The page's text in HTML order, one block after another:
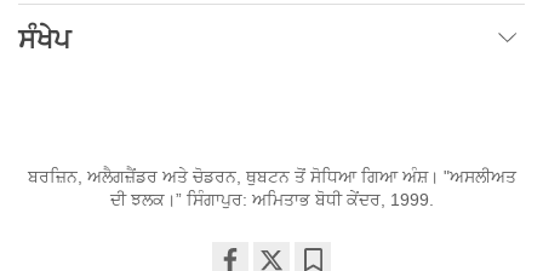
ਸੰਖੇਪ
ਬਰਜ਼ਿਨ, ਅਲੈਗਜ਼ੈਂਡਰ ਅਤੇ ਚੋਡਰਨ, ਥੁਬਟਨ ਤੋਂ ਸੋਧਿਆ ਗਿਆ ਅੰਸ਼। "ਅਸਲੀਅਤ
ਦੀ ਝਲਕ।” ਸਿੰਗਾਪੁਰ: ਅਮਿਤਾਭ ਬੋਧੀ ਕੇਂਦਰ, 1999.